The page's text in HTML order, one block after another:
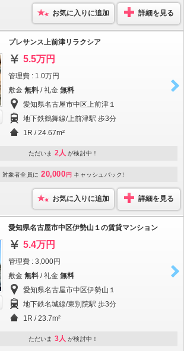
お気に入りに追加 詳細を見る
プレサンス上前津リラクシア
5.5万円
管理費 : 1.0万円
敷金 無料 / 礼金 無料
愛知県名古屋市中区上前津１
地下鉄鶴舞線/上前津駅 歩3分
1R / 24.67m²
ただいま 2人 が検討中！
対象者全員に 20,000 円 キャッシュバック!
お気に入りに追加 詳細を見る
愛知県名古屋市中区伊勢山１の賃貸マンション
5.4万円
管理費 : 3,000円
敷金 無料 / 礼金 無料
愛知県名古屋市中区伊勢山１
地下鉄名城線/東別院駅 歩3分
1R / 23.7m²
ただいま 3人 が検討中！